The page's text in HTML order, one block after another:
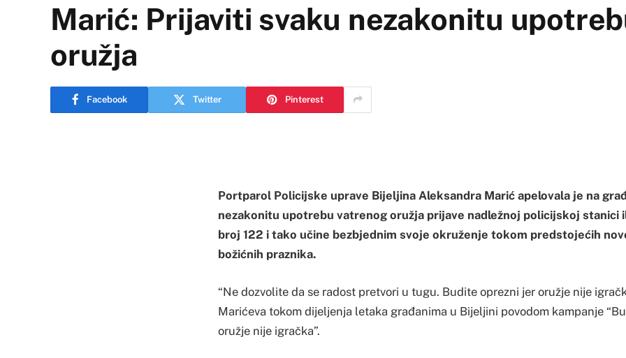
Marić: Prijaviti svaku nezakonitu
oružja
Facebook Twitter Pinterest
Portparol Policijske uprave Bijeljina Aleksandra Marić apelovala je na
nezakonitu upotrebu vatrenog oružja prijave nadležnoj policijskoj stanici
broj 122 i tako učine bezbjednim svoje okruženje tokom predstojećih
božićnih praznika.
“Ne dozvolite da se radost pretvori u tugu. Budite oprezni jer oružje nije
Marićeva tokom dijeljenja letaka građanima u Bijeljini povodom kampanje
oružje nije igračka”.